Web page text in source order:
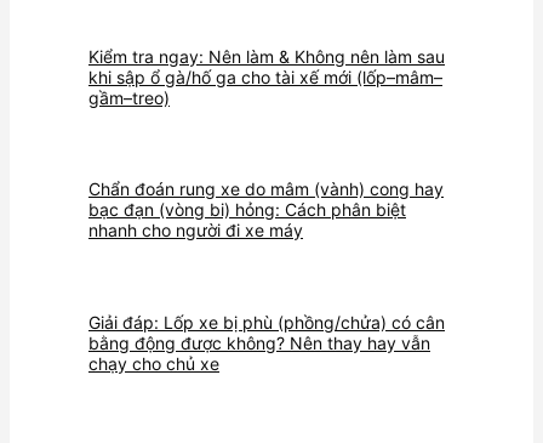
Kiểm tra ngay: Nên làm & Không nên làm sau
khi sập ổ gà/hố ga cho tài xế mới (lốp–mâm–
gầm–treo)
Chẩn đoán rung xe do mâm (vành) cong hay
bạc đạn (vòng bi) hỏng: Cách phân biệt
nhanh cho người đi xe máy
Giải đáp: Lốp xe bị phù (phồng/chửa) có cân
bằng động được không? Nên thay hay vẫn
chạy cho chủ xe